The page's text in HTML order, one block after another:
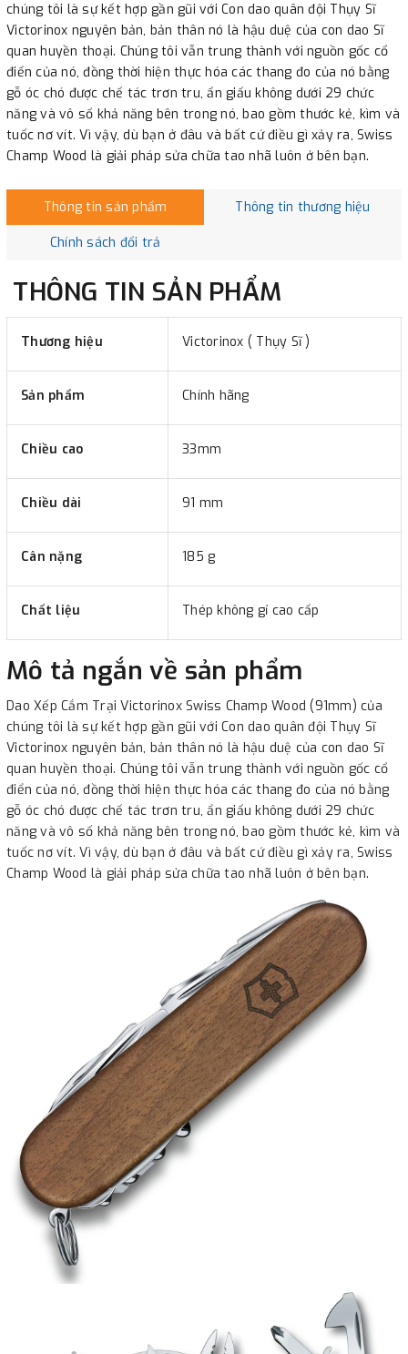
chúng tôi là sự kết hợp gần gũi với Con dao quân đội Thụy Sĩ
Victorinox nguyên bản, bản thân nó là hậu duệ của con dao Sĩ
quan huyền thoại. Chúng tôi vẫn trung thành với nguồn gốc cổ
điển của nó, đồng thời hiện thực hóa các thang đo của nó bằng
gỗ óc chó được chế tác trơn tru, ẩn giấu không dưới 29 chức
năng và vô số khả năng bên trong nó, bao gồm thước kẻ, kìm và
tuốc nơ vít. Vì vậy, dù bạn ở đâu và bất cứ điều gì xảy ra, Swiss
Champ Wood là giải pháp sửa chữa tao nhã luôn ở bên bạn.
Thông tin sản phẩm Thông tin thương hiệu
Chính sách đổi trả
THÔNG TIN SẢN PHẨM
Thương hiệu Victorinox ( Thụy Sĩ )
Sản phẩm Chính hãng
Chiều cao 33mm
Chiều dài 91 mm
Cân nặng 185 g
Chất liệu Thép không gỉ cao cấp
Mô tả ngắn về sản phẩm
Dao Xếp Cắm Trại Victorinox Swiss Champ Wood (91mm) của
chúng tôi là sự kết hợp gần gũi với Con dao quân đội Thụy Sĩ
Victorinox nguyên bản, bản thân nó là hậu duệ của con dao Sĩ
quan huyền thoại. Chúng tôi vẫn trung thành với nguồn gốc cổ
điển của nó, đồng thời hiện thực hóa các thang đo của nó bằng
gỗ óc chó được chế tác trơn tru, ẩn giấu không dưới 29 chức
năng và vô số khả năng bên trong nó, bao gồm thước kẻ, kìm và
tuốc nơ vít. Vì vậy, dù bạn ở đâu và bất cứ điều gì xảy ra, Swiss
Champ Wood là giải pháp sửa chữa tao nhã luôn ở bên bạn.